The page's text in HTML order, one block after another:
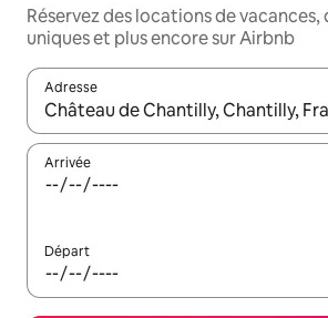
Réservez des locations de vacances,
uniques et plus encore sur Airbnb
Adresse
Lorsque les résultats s'affichent,
Arrivée
Départ